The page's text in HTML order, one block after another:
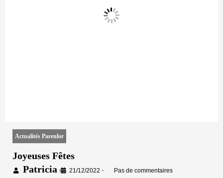
Actualités Parenlor
Joyeuses Fêtes
Patricia • 21/12/2022 • Pas de commentaires